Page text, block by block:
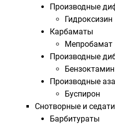
Производные
Гидроксизин
Карбаматы
Мепробамат
Производные
Бензоктамин
Производные
Буспирон
Снотворные и
Барбитураты